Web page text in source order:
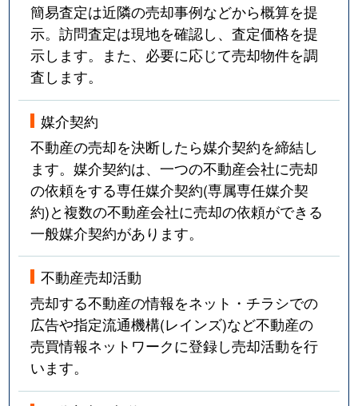
簡易査定は近隣の売却事例などから概算を提
示。訪問査定は現地を確認し、査定価格を提
示します。また、必要に応じて売却物件を調
査します。
媒介契約
不動産の売却を決断したら媒介契約を締結し
ます。媒介契約は、一つの不動産会社に売却
の依頼をする専任媒介契約(専属専任媒介契
約)と複数の不動産会社に売却の依頼ができる
一般媒介契約があります。
不動産売却活動
売却する不動産の情報をネット・チラシでの
広告や指定流通機構(レインズ)など不動産の
売買情報ネットワークに登録し売却活動を行
います。